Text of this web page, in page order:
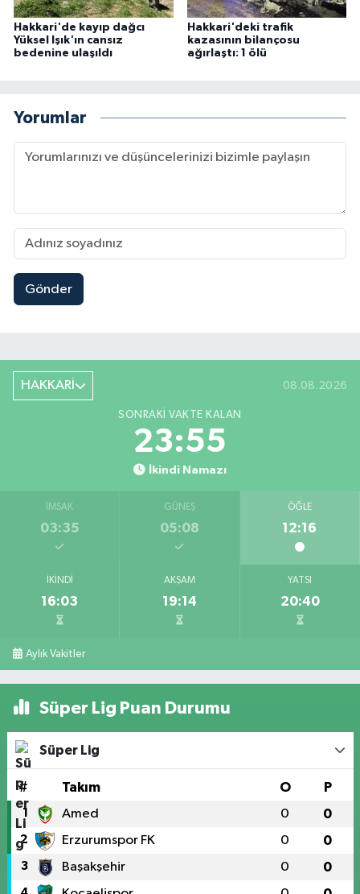
Hakkari'de kayıp dağcı
Yüksel Işık'ın cansız
bedenine ulaşıldı
Hakkari'deki trafik
kazasının bilançosu
ağırlaştı: 1 ölü
Yorumlar
Gönder
HAKKARİ 08.08.2026
SONRAKI VAKTE KALAN
23:54
İkindi Namazı
İMSAK
03:35
GÜNEŞ
05:08
ÖĞLE
12:16
İKINDI
16:03
AKŞAM
19:14
YATSI
20:40
Aylık Vakitler
Süper Lig Puan Durumu
Süper Lig
# Takım O P
1 Amed 0 0
2 Erzurumspor FK 0 0
3 Başakşehir 0 0